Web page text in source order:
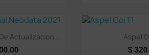
rápida
Actualizacion... Vista
Aspel
$